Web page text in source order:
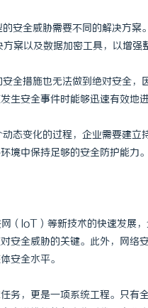
安全威胁需要不同的解决方
案以及数据加密工具，以增强
全措施也无法做到绝对安全
生安全事件时能够迅速有效地
态变化的过程，企业需要建
境中保持足够的安全防护能力
（IoT）等新技术的快速发展
安全威胁的关键。此外，网
安全水平。
务，更是一项系统工程。只